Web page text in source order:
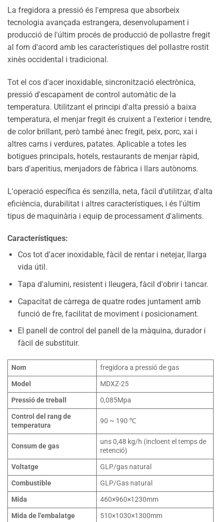
La fregidora a pressió és l'empresa que absorbeix
tecnologia avançada estrangera, desenvolupament i
producció de l'últim procés de producció de pollastre fregit
al forn d'acord amb les característiques del pollastre rostit
xinès occidental i tradicional.
Tot el cos d'acer inoxidable, sincronització electrònica,
pressió d'escapament de control automàtic de la
temperatura. Utilitzant el principi d'alta pressió a baixa
temperatura, el menjar fregit és cruixent a l'exterior i tendre,
de color brillant, però també ànec fregit, peix, porc, xai i
altres carns i verdures, patates. Aplicable a totes les
botigues principals, hotels, restaurants de menjar ràpid,
bars d'aperitius, menjadors de fàbrica i llars autònoms.
L'operació específica és senzilla, neta, fàcil d'utilitzar, d'alta
eficiència, durabilitat i altres característiques, i és l'últim
tipus de maquinària i equip de processament d'aliments.
Característiques:
Cos tot d'acer inoxidable, fàcil de rentar i netejar, llarga
vida útil.
Tapa d'alumini, resistent i lleugera, fàcil d'obrir i tancar.
Capacitat de càrrega de quatre rodes juntament amb
funció de fre, facilitat de moviment i posicionament.
El panell de control del panell de la màquina, durador i
fàcil de substituir.
Nom
fregidora a pressió de gas
Model
MDXZ-25
Pressió de treball
0,085Mpa
Control del rang de
temperatura
90 ~ 190 ℃
Consum de gas
uns 0,48 kg/h (incloent el temps de
retenció)
Voltatge
GLP/gas natural
Combustible
GLP/Gas natural
Mida
460×960×1230mm
Mida de l'embalatge
510×1030×1300mm